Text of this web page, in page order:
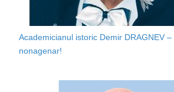
Academicianul istoric Demir DRAGNEV –
nonagenar!